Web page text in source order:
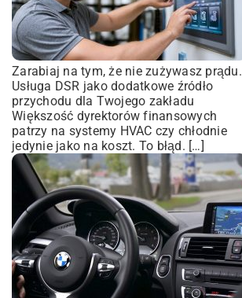
Zarabiaj na tym, że nie zużywasz prądu.
Usługa DSR jako dodatkowe źródło
przychodu dla Twojego zakładu
Większość dyrektorów finansowych
patrzy na systemy HVAC czy chłodnie
jedynie jako na koszt. To błąd. […]